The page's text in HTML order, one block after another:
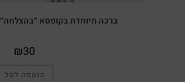
ברכה מיוחדת בקופסא
₪30
הוספה לסל